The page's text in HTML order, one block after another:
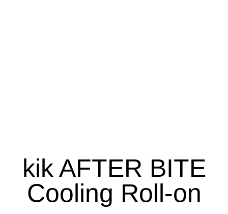
kik AFTER BITE
Cooling Roll-on